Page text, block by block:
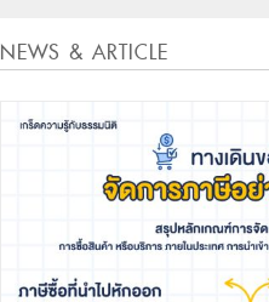
NEWS & ARTICLE